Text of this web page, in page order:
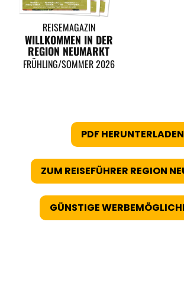
REISEMAGAZIN
WILLKOMMEN IN DER
REGION NEUMARKT
FRÜHLING/SOMMER 2026
PDF HERUNTERLADEN
ZUM REISEFÜHRER REGION
GÜNSTIGE